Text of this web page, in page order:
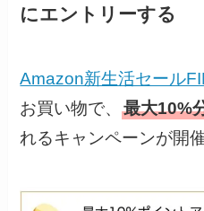
にエントリーする
Amazon新生活セール
お買い物で、最大10%
れるキャンペーンが開